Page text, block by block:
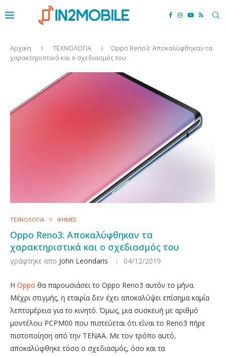
Αρχικη ΤΕΧΝΟΛΟΓΙΑ
Oppo Reno3: Αποκαλύφθηκαν τα
χαρακτηριστικά και ο σχεδιασμός του
ΤΕΧΝΟΛΟΓΙΑ ΦΗΜΕΣ
Oppo Reno3: Αποκαλύφθηκαν τα
χαρακτηριστικά και ο σχεδιασμός του
γράφτηκε απο John Leondaris 04/12/2019
Η Oppo θα παρουσιάσει το Oppo Reno3 αυτόν το μήνα.
Μέχρι στιγμής, η εταιρία δεν έχει αποκαλύψει επίσημα καμία
λεπτομέρεια για το κινητό. Όμως, μια συσκευή με αριθμό
μοντέλου PCPM00 που πιστεύεται ότι είναι το Reno3 πήρε
πιστοποίηση από την TENAA. Με τον τρόπο αυτό,
αποκαλύφθηκε τόσο ο σχεδιασμός, όσο και τα